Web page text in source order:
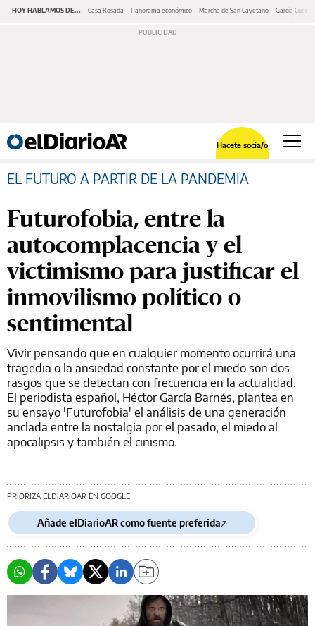
HOY HABLAMOS DE... Casa Rosada Panorama económico Marcha de San Cayetano García Cuerva
Hacete socia/o
EL FUTURO A PARTIR DE LA PANDEMIA
Futurofobia, entre la
autocomplacencia y el
victimismo para justificar el
inmovilismo político o
sentimental
Vivir pensando que en cualquier momento ocurrirá una
tragedia o la ansiedad constante por el miedo son dos
rasgos que se detectan con frecuencia en la actualidad.
El periodista español, Héctor García Barnés, plantea en
su ensayo 'Futurofobia' el análisis de una generación
anclada entre la nostalgia por el pasado, el miedo al
apocalipsis y también el cinismo.
PRIORIZA ELDIARIOAR EN GOOGLE
Añade elDiarioAR como fuente preferida